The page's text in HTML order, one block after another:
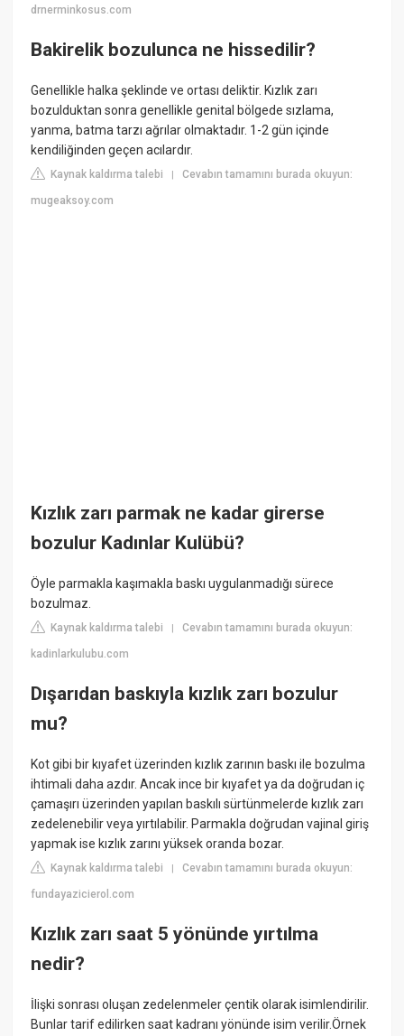
drnerminkosus.com
Bakirelik bozulunca ne hissedilir?
Genellikle halka şeklinde ve ortası deliktir. Kızlık zarı
bozulduktan sonra genellikle genital bölgede sızlama,
yanma, batma tarzı ağrılar olmaktadır. 1-2 gün içinde
kendiliğinden geçen acılardır.
Kaynak kaldırma talebi |Cevabın tamamını burada okuyun:
mugeaksoy.com
Kızlık zarı parmak ne kadar girerse
bozulur Kadınlar Kulübü?
Öyle parmakla kaşımakla baskı uygulanmadığı sürece
bozulmaz.
Kaynak kaldırma talebi |Cevabın tamamını burada okuyun:
kadinlarkulubu.com
Dışarıdan baskıyla kızlık zarı bozulur
mu?
Kot gibi bir kıyafet üzerinden kızlık zarının baskı ile bozulma
ihtimali daha azdır. Ancak ince bir kıyafet ya da doğrudan iç
çamaşırı üzerinden yapılan baskılı sürtünmelerde kızlık zarı
zedelenebilir veya yırtılabilir. Parmakla doğrudan vajinal giriş
yapmak ise kızlık zarını yüksek oranda bozar.
Kaynak kaldırma talebi |Cevabın tamamını burada okuyun:
fundayazicierol.com
Kızlık zarı saat 5 yönünde yırtılma
nedir?
İlişki sonrası oluşan zedelenmeler çentik olarak isimlendirilir.
Bunlar tarif edilirken saat kadranı yönünde isim verilir.Örnek